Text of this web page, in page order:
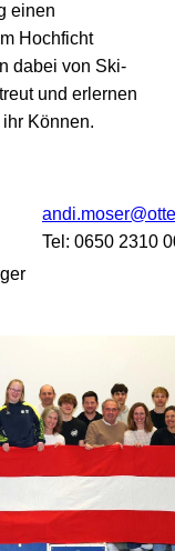
einen
Hochficht
dabei von Ski-
und erlernen
Können.
Tel: 0650 2310